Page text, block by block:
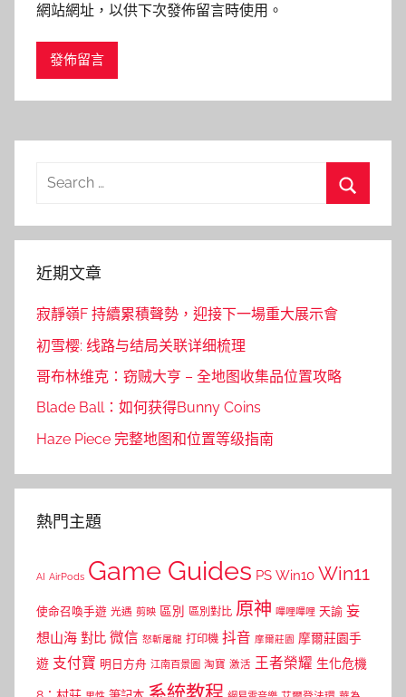
網站網址，以供下次發佈留言時使用。
Search
近期文章
寂靜嶺F 持續累積聲勢，迎接下一場重大展示會
初雪樱: 线路与结局关联详细梳理
哥布林维克：窃贼大亨 – 全地图收集品位置攻略
Blade Ball：如何获得Bunny Coins
Haze Piece 完整地图和位置等级指南
熱門主題
AI AirPods Game Guides PS Win10 Win11
使命召喚手遊 光遇 剪映 區別 區別對比 原神 嗶哩嗶哩 天諭 妄
想山海 對比 微信 怒斬屠龍 打印機 抖音 摩爾莊園 摩爾莊園手
遊 支付寶 明日方舟 江南百景圖 淘寶 激活 王者榮耀 生化危機